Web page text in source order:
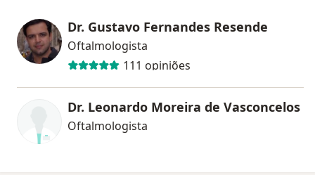
Dr. Gustavo Fernandes Resende
Oftalmologista
111 opiniões
Dr. Leonardo Moreira de Vasconcelos
Oftalmologista